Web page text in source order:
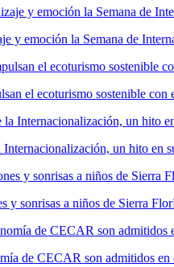
y emoción la Semana de
el ecoturismo sostenible
Internacionalización, un hito en
y sonrisas a niños de Sierra Flor
de CECAR son admitidos